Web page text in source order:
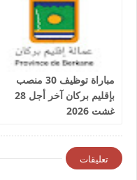
مباراة توظيف 30 منصب
بإقليم بركان آخر أجل 28
غشت 2026
تعليقات